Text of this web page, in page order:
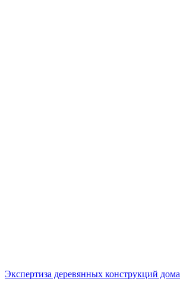
Экспертиза деревянных конструкций дома